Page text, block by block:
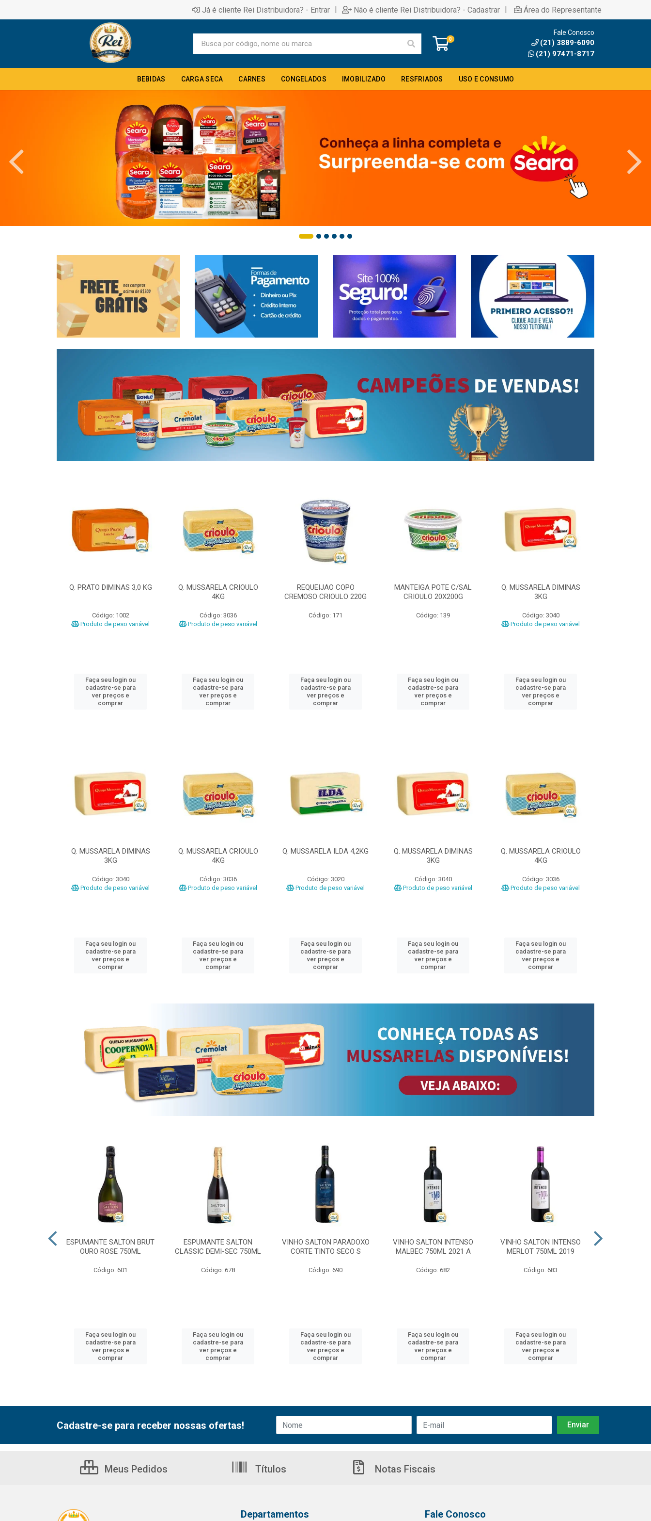
Já é cliente Rei Distribuidora? - Entrar | Não é cliente Rei Distribuidora? - Cadastrar | Área do Representante
0
Fale Conosco
(21) 3889-6090
(21) 97471-8717
BEBIDAS CARGA SECA CARNES CONGELADOS IMOBILIZADO RESFRIADOS USO E CONSUMO
Q. PRATO DIMINAS 3,0 KG
Código: 1002
Produto de peso variável
Faça seu login ou
cadastre-se para
ver preços e
comprar
Q. MUSSARELA CRIOULO
4KG
Código: 3036
Produto de peso variável
Faça seu login ou
cadastre-se para
ver preços e
comprar
REQUEIJAO COPO
CREMOSO CRIOULO 220G
Código: 171
Faça seu login ou
cadastre-se para
ver preços e
comprar
MANTEIGA POTE C/SAL
CRIOULO 20X200G
Código: 139
Faça seu login ou
cadastre-se para
ver preços e
comprar
Q. MUSSARELA DIMINAS
3KG
Código: 3040
Produto de peso variável
Faça seu login ou
cadastre-se para
ver preços e
comprar
Q. MUSSARELA DIMINAS
3KG
Código: 3040
Produto de peso variável
Faça seu login ou
cadastre-se para
ver preços e
comprar
Q. MUSSARELA CRIOULO
4KG
Código: 3036
Produto de peso variável
Faça seu login ou
cadastre-se para
ver preços e
comprar
Q. MUSSARELA ILDA 4,2KG
Código: 3020
Produto de peso variável
Faça seu login ou
cadastre-se para
ver preços e
comprar
Q. MUSSARELA DIMINAS
3KG
Código: 3040
Produto de peso variável
Faça seu login ou
cadastre-se para
ver preços e
comprar
Q. MUSSARELA CRIOULO
4KG
Código: 3036
Produto de peso variável
Faça seu login ou
cadastre-se para
ver preços e
comprar
ESPUMANTE SALTON BRUT
OURO ROSE 750ML
Código: 601
Faça seu login ou
cadastre-se para
ver preços e
comprar
ESPUMANTE SALTON
CLASSIC DEMI-SEC 750ML
Código: 678
Faça seu login ou
cadastre-se para
ver preços e
comprar
VINHO SALTON PARADOXO
CORTE TINTO SECO S
Código: 690
Faça seu login ou
cadastre-se para
ver preços e
comprar
VINHO SALTON INTENSO
MALBEC 750ML 2021 A
Código: 682
Faça seu login ou
cadastre-se para
ver preços e
comprar
VINHO SALTON INTENSO
MERLOT 750ML 2019
Código: 683
Faça seu login ou
cadastre-se para
ver preços e
comprar
Cadastre-se para receber nossas ofertas!
Meus Pedidos Títulos Notas Fiscais
Departamentos Fale Conosco